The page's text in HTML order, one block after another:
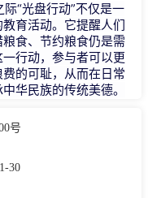
“光盘行动”不仅是一
育活动。它提醒人们
食、节约粮食仍是需
行动，参与者可以更
的可耻，从而在日常
华民族的传统美德。
号
30